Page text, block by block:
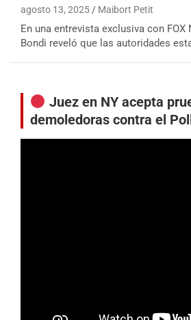
agosto 13, 2025 Maibort Petit
En una entrevista exclusiva con
Bondi reveló que las autoridades
Juez en NY acepta
demoledoras contra el